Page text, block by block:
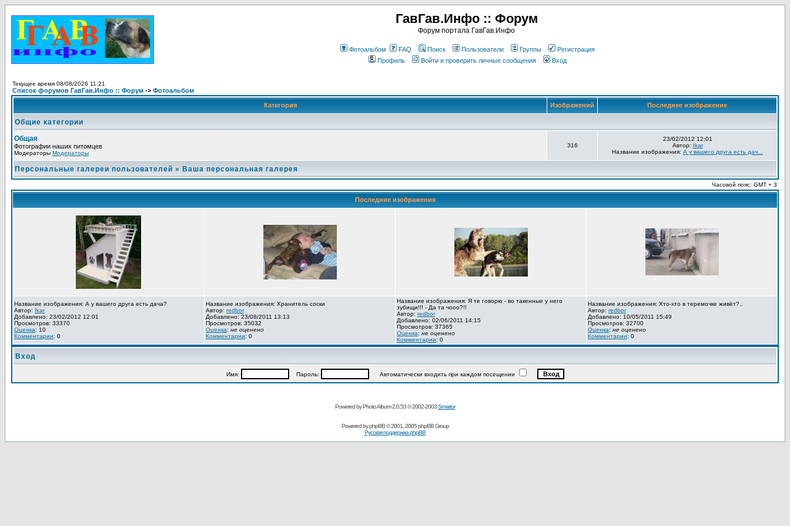
ГавГав.Инфо :: Форум
Форум портала ГавГав.Инфо
Фотоальбом FAQ Поиск Пользователи Группы
Регистрация
Профиль
Войти и проверить личные сообщения Вход
Текущее время 08/08/2026 11:21
Список форумов ГавГав.Инфо :: Форум -> Фотоальбом
Категория Изображений Последнее изображение
Общие категории
Общая
Фотографии наших питомцев
Модераторы Модераторы
316
23/02/2012 12:01
Автор: Ikar
Название изображения: А у вашего друга есть дач...
Персональные галереи пользователей » Ваша персональная галерея
Часовой пояс: GMT + 3
Последние изображения
Название изображения: А у вашего друга есть дача?
Автор: Ikar
Добавлено: 23/02/2012 12:01
Просмотров: 33370
Оценка: 10
Комментарии: 0
Название изображения: Хранитель соски
Автор: redbor
Добавлено: 23/08/2011 13:13
Просмотров: 35032
Оценка: не оценено
Комментарии: 0
Название изображения: Я те говорю - во такенные у него
зубищи!!! - Да та чооо?!!
Автор: redbor
Добавлено: 02/06/2011 14:15
Просмотров: 37365
Оценка: не оценено
Комментарии: 0
Название изображения: Хто-хто в теремочке живёт?..
Автор: redbor
Добавлено: 10/05/2011 15:49
Просмотров: 32700
Оценка: не оценено
Комментарии: 0
Вход
Имя: Пароль: Автоматически входить при каждом посещении
Powered by Photo Album 2.0.53 © 2002-2003Smartor
Powered byphpBB© 2001, 2005 phpBB Group
Русская поддержка phpBB